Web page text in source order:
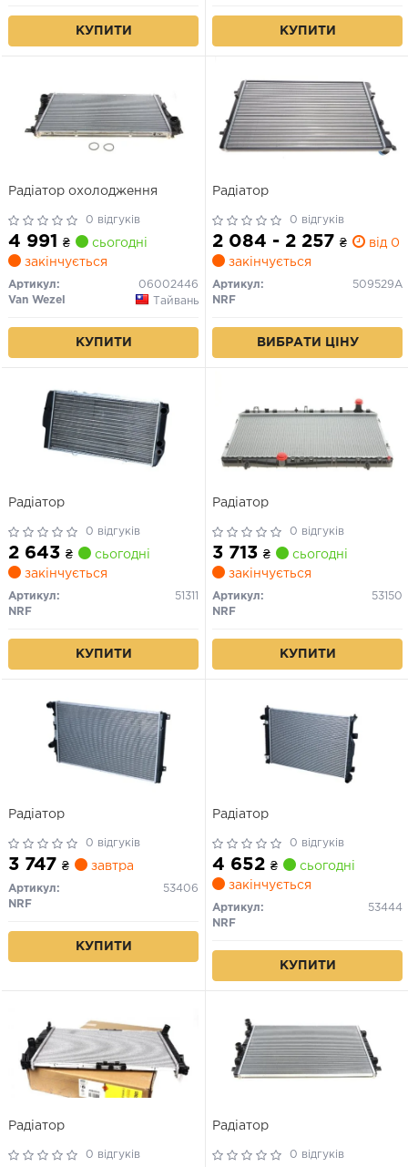
КУПИТИ КУПИТИ
Радіатор охолодження
0 відгуків
4 991 ₴
сьогодні
закінчується
Артикул:
06002446
Van Wezel
Тайвань
КУПИТИ
Радіатор
0 відгуків
2 084 - 2 257 ₴
від 0
закінчується
Артикул:
509529A
NRF
ВИБРАТИ ЦІНУ
Радіатор
0 відгуків
2 643 ₴
сьогодні
закінчується
Артикул:
51311
NRF
КУПИТИ
Радіатор
0 відгуків
3 713 ₴
сьогодні
закінчується
Артикул:
53150
NRF
КУПИТИ
Радіатор
0 відгуків
3 747 ₴ завтра
Артикул:
53406
NRF
КУПИТИ
Радіатор
0 відгуків
4 652 ₴
сьогодні
закінчується
Артикул:
53444
NRF
КУПИТИ
Радіатор
0 відгуків
Радіатор
0 відгуків